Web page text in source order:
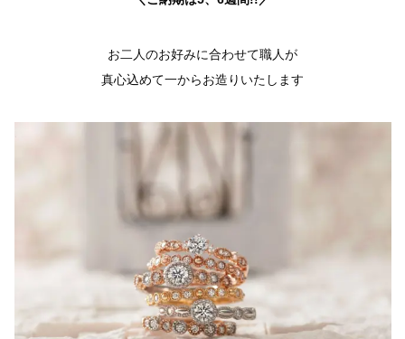
お二人のお好みに合わせて職人が
真心込めて一からお造りいたします